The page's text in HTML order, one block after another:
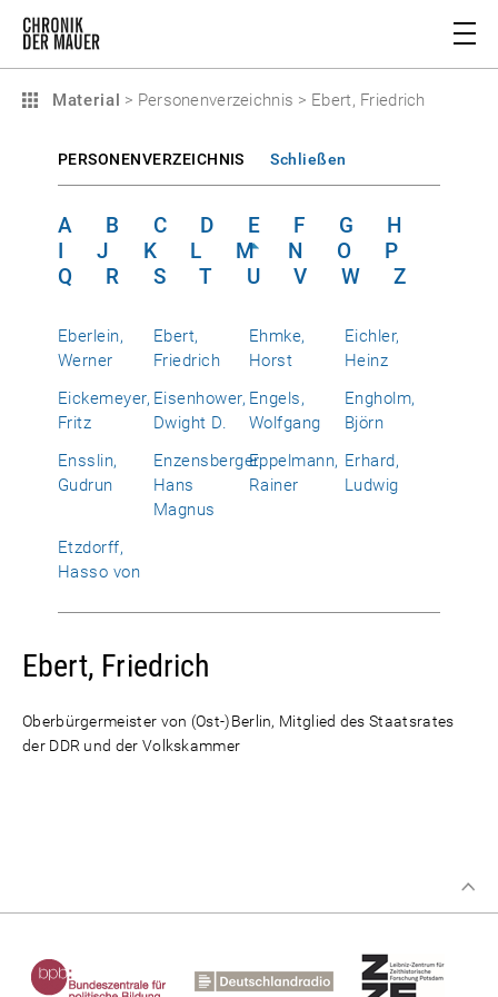
Material > Personenverzeichnis > Ebert, Friedrich
PERSONENVERZEICHNIS Schließen
A B C D E F G
H
I
J K L M N O
P
Q
R S T U V W Z
Eberlein,
Werner
Ebert,
Friedrich
Ehmke,
Horst
Eichler,
Heinz
Eickemeyer,
Fritz
Eisenhower,
Dwight D.
Engels,
Wolfgang
Engholm,
Björn
Ensslin,
Gudrun
Enzensberger,
Hans
Magnus
Eppelmann,
Rainer
Erhard,
Ludwig
Etzdorff,
Hasso von
Ebert, Friedrich
Oberbürgermeister von (Ost-)Berlin, Mitglied des Staatsrates
der DDR und der Volkskammer